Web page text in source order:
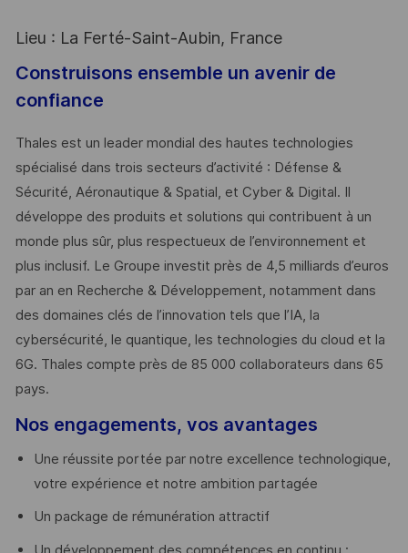
Lieu : La Ferté-Saint-Aubin, France
Construisons ensemble un avenir de
confiance
Thales est un leader mondial des hautes technologies
spécialisé dans trois secteurs d’activité : Défense &
Sécurité, Aéronautique & Spatial, et Cyber & Digital. Il
développe des produits et solutions qui contribuent à un
monde plus sûr, plus respectueux de l’environnement et
plus inclusif. Le Groupe investit près de 4,5 milliards d’euros
par an en Recherche & Développement, notamment dans
des domaines clés de l’innovation tels que l’IA, la
cybersécurité, le quantique, les technologies du cloud et la
6G. Thales compte près de 85 000 collaborateurs dans 65
pays. ​
Nos engagements, vos avantages
Une réussite portée par notre excellence technologique,
votre expérience et notre ambition partagée
Un package de rémunération attractif